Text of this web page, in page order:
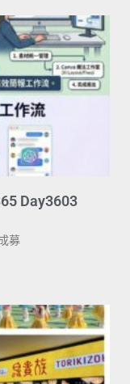
Day3603
募